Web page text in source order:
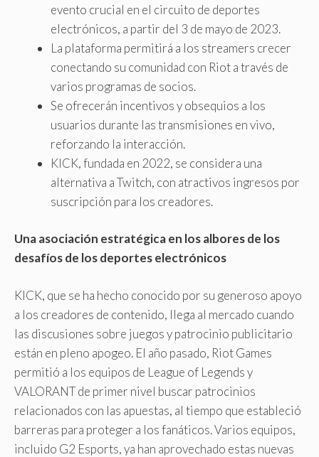
evento crucial en el circuito de deportes
electrónicos, a partir del 3 de mayo de 2023.
La plataforma permitirá a los streamers crecer
conectando su comunidad con Riot a través de
varios programas de socios.
Se ofrecerán incentivos y obsequios a los
usuarios durante las transmisiones en vivo,
reforzando la interacción.
KICK, fundada en 2022, se considera una
alternativa a Twitch, con atractivos ingresos por
suscripción para los creadores.
Una asociación estratégica en los albores de los
desafíos de los deportes electrónicos
KICK, que se ha hecho conocido por su generoso apoyo
a los creadores de contenido, llega al mercado cuando
las discusiones sobre juegos y patrocinio publicitario
están en pleno apogeo. El año pasado, Riot Games
permitió a los equipos de League of Legends y
VALORANT de primer nivel buscar patrocinios
relacionados con las apuestas, al tiempo que estableció
barreras para proteger a los fanáticos. Varios equipos,
incluido G2 Esports, ya han aprovechado estas nuevas